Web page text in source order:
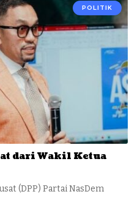
POLITIK
dari Wakil Ketua
(DPP) Partai NasDem